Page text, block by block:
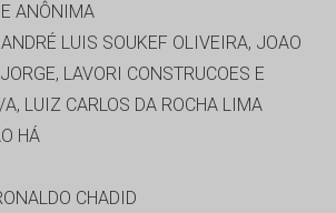
ANÔNIMA
ANDRÉ LUIS SOUKEF OLIVEIRA, JOAO
LAVORI CONSTRUCOES E
LUIZ CARLOS DA ROCHA LIMA
HÁ
CHADID